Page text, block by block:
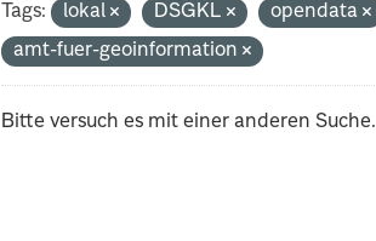
Tags:
lokal DSGKL opendata
amt-fuer-geoinformation
Bitte versuch es mit einer anderen Suche.